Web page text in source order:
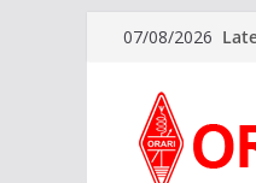
07/08/2026